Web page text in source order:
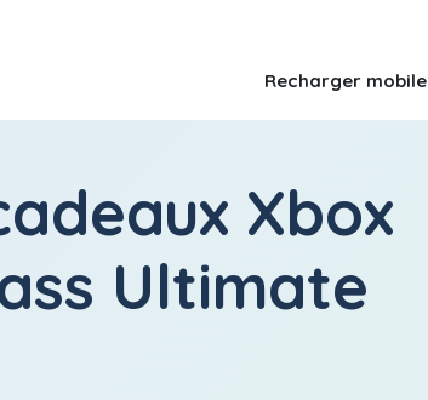
Recharger mobile
Xbox
Ultimate